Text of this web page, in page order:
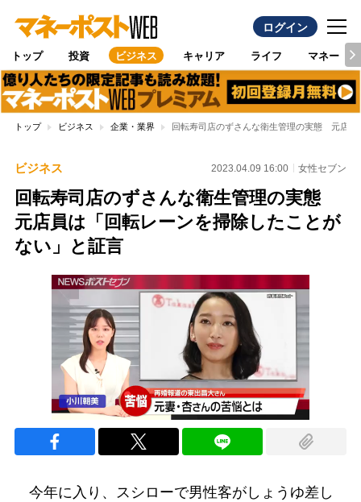
ログイン
トップ 投資 ビジネス キャリア ライフ マネー
トップ ビジネス 企業・業界 回転寿司店のずさんな衛生管理の実態 元店
ビジネス 2023.04.09 16:00 女性セブン
回転寿司店のずさんな衛生管理の実態
元店員は「回転レーンを掃除したことが
ない」と証言
今年に入り、スシローで男性客がしょうゆ差し